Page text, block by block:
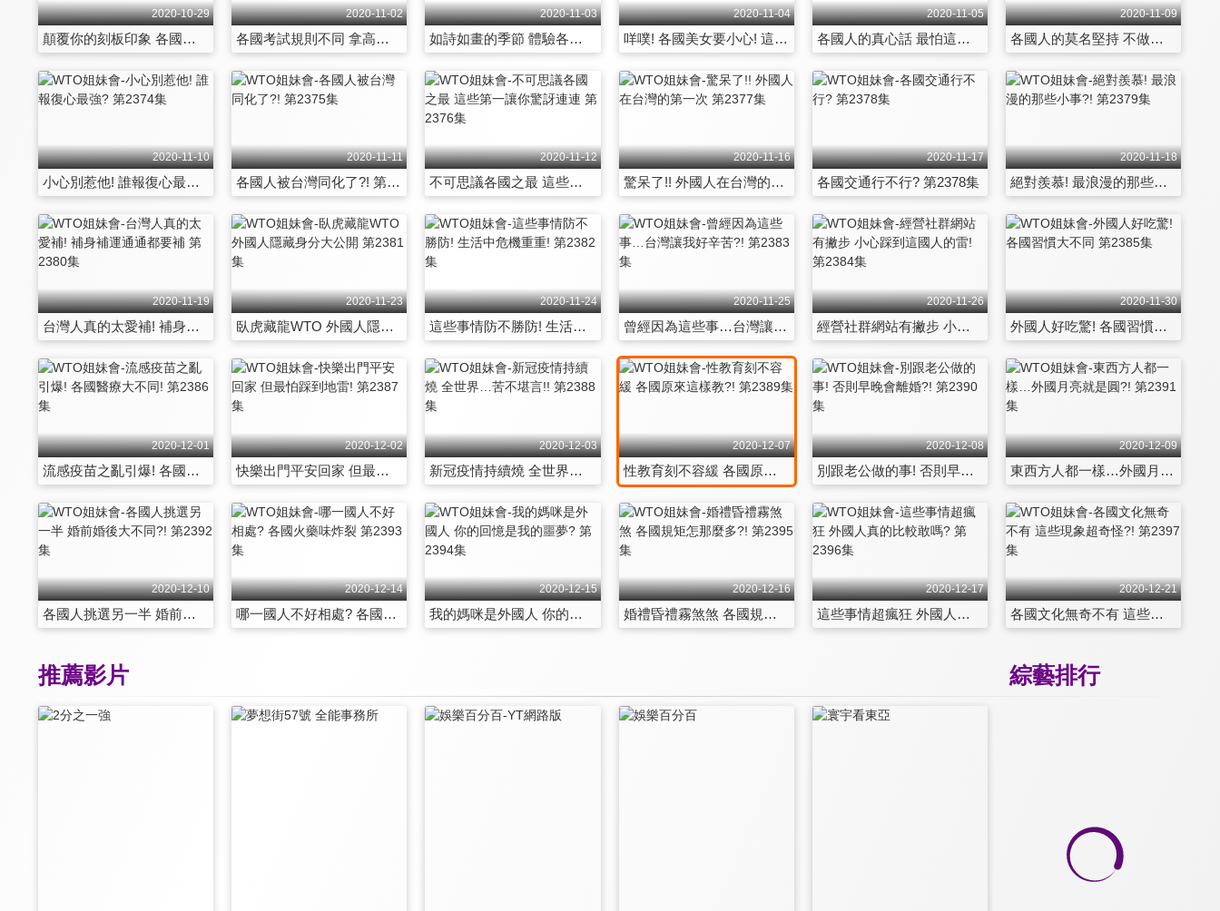
2020-10-29
顛覆你的刻板印象 各國驚奇祕密大曝光! 第2368集
2020-11-02
各國考試規則不同 拿高分有撇步 第2369集
2020-11-03
如詩如畫的季節 體驗各國秋天魅力 第2370集
2020-11-04
咩噗! 各國美女要小心! 這樣做很顯老!? 第2371集
2020-11-05
各國人的真心話 最怕這個國家變厲害… 第2372集
2020-11-09
各國人的莫名堅持 不做這件事不舒服?! 第2373集
2020-11-10
小心別惹他! 誰報復心最強? 第2374集
2020-11-11
各國人被台灣同化了?! 第2375集
2020-11-12
不可思議各國之最 這些第一讓你驚訝連連 第2376集
2020-11-16
驚呆了!! 外國人在台灣的第一次 第2377集
2020-11-17
各國交通行不行? 第2378集
2020-11-18
絕對羨慕! 最浪漫的那些小事?! 第2379集
2020-11-19
台灣人真的太愛補! 補身補運通通都要補 第2380集
2020-11-23
臥虎藏龍WTO 外國人隱藏身分大公開 第2381集
2020-11-24
這些事情防不勝防! 生活中危機重重! 第2382集
2020-11-25
曾經因為這些事…台灣讓我好辛苦?! 第2383集
2020-11-26
經營社群網站有撇步 小心踩到這國人的雷! 第2384集
2020-11-30
外國人好吃驚! 各國習慣大不同 第2385集
2020-12-01
流感疫苗之亂引爆! 各國醫療大不同! 第2386集
2020-12-02
快樂出門平安回家 但最怕踩到地雷! 第2387集
2020-12-03
新冠疫情持續燒 全世界…苦不堪言!! 第2388集
2020-12-07
性教育刻不容緩 各國原來這樣教?! 第2389集
2020-12-08
別跟老公做的事! 否則早晚會離婚?! 第2390集
2020-12-09
東西方人都一樣…外國月亮就是圓?! 第2391集
2020-12-10
各國人挑選另一半 婚前婚後大不同?! 第2392集
2020-12-14
哪一國人不好相處? 各國火藥味炸裂 第2393集
2020-12-15
我的媽咪是外國人 你的回憶是我的噩夢? 第2394集
2020-12-16
婚禮昏禮霧煞煞 各國規矩怎那麼多?! 第2395集
2020-12-17
這些事情超瘋狂 外國人真的比較敢嗎? 第2396集
2020-12-21
各國文化無奇不有 這些現象超奇怪?! 第2397集
綜藝排行
推薦影片